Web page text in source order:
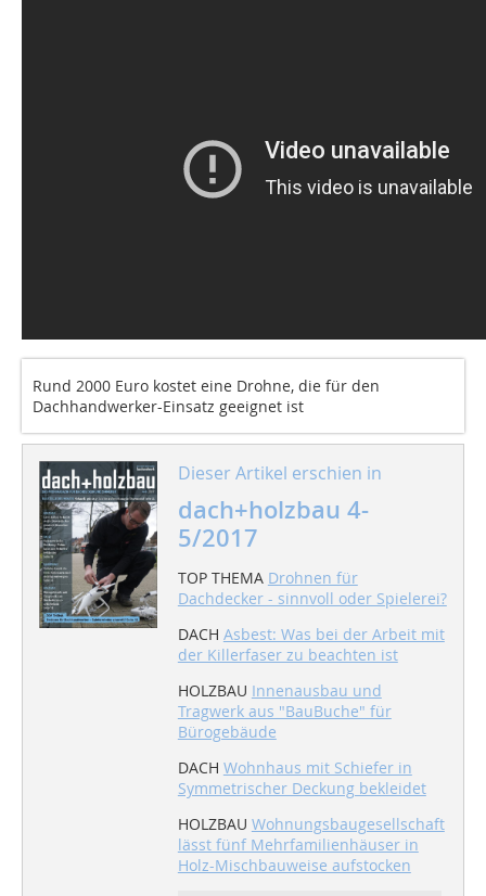
Rund 2000 Euro kostet eine Drohne, die für den
Dachhandwerker-Einsatz geeignet ist
Dieser Artikel erschien in
dach+holzbau 4-
5/2017
TOP THEMA Drohnen für
Dachdecker - sinnvoll oder Spielerei?
DACH Asbest: Was bei der Arbeit mit
der Killerfaser zu beachten ist
HOLZBAU Innenausbau und
Tragwerk aus "BauBuche" für
Bürogebäude
DACH Wohnhaus mit Schiefer in
Symmetrischer Deckung bekleidet
HOLZBAU Wohnungsbaugesellschaft
lässt fünf Mehrfamilienhäuser in
Holz-Mischbauweise aufstocken